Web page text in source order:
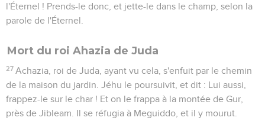
l'Éternel ! Prends-le donc, et jette-le dans le champ, selon la
parole de l'Éternel.
Mort du roi Ahazia de Juda
27 Achazia, roi de Juda, ayant vu cela, s'enfuit par le chemin
de la maison du jardin. Jéhu le poursuivit, et dit : Lui aussi,
frappez-le sur le char ! Et on le frappa à la montée de Gur,
près de Jibleam. Il se réfugia à Meguiddo, et il y mourut.